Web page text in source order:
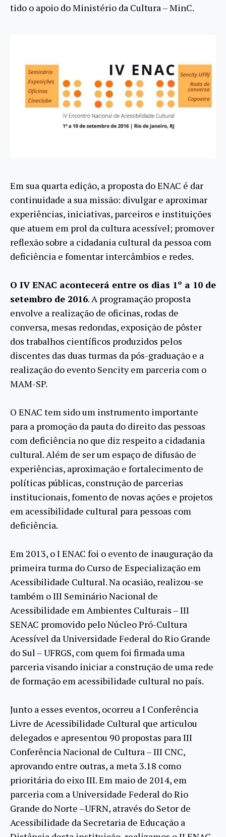
tido o apoio do Ministério da Cultura – MinC.
Em sua quarta edição, a proposta do ENAC é dar
continuidade a sua missão: divulgar e aproximar
experiências, iniciativas, parceiros e instituições
que atuem em prol da cultura acessível; promover
reflexão sobre a cidadania cultural da pessoa com
deficiência e fomentar intercâmbios e redes.
O IV ENAC acontecerá entre os dias 1º a 10 de
setembro de 2016. A programação proposta
envolve a realização de oficinas, rodas de
conversa, mesas redondas, exposição de pôster
dos trabalhos científicos produzidos pelos
discentes das duas turmas da pós-graduação e a
realização do evento Sencity em parceria com o
MAM-SP.
O ENAC tem sido um instrumento importante
para a promoção da pauta do direito das pessoas
com deficiência no que diz respeito a cidadania
cultural. Além de ser um espaço de difusão de
experiências, aproximação e fortalecimento de
políticas públicas, construção de parcerias
institucionais, fomento de novas ações e projetos
em acessibilidade cultural para pessoas com
deficiência.
Em 2013, o I ENAC foi o evento de inauguração da
primeira turma do Curso de Especialização em
Acessibilidade Cultural. Na ocasião, realizou-se
também o III Seminário Nacional de
Acessibilidade em Ambientes Culturais – III
SENAC promovido pelo Núcleo Pró-Cultura
Acessível da Universidade Federal do Rio Grande
do Sul – UFRGS, com quem foi firmada uma
parceria visando iniciar a construção de uma rede
de formação em acessibilidade cultural no país.
Junto a esses eventos, ocorreu a I Conferência
Livre de Acessibilidade Cultural que articulou
delegados e apresentou 90 propostas para III
Conferência Nacional de Cultura – III CNC,
aprovando entre outras, a meta 3.18 como
prioritária do eixo III. Em maio de 2014, em
parceria com a Universidade Federal do Rio
Grande do Norte –UFRN, através do Setor de
Acessibilidade da Secretaria de Educação a